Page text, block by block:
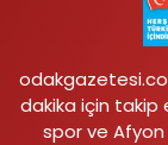
dakika için takip
spor ve